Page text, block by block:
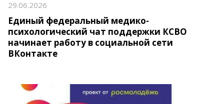
29.06.2026
Единый федеральный медико-
психологический чат поддержки КСВО
начинает работу в социальной сети
ВКонтакте